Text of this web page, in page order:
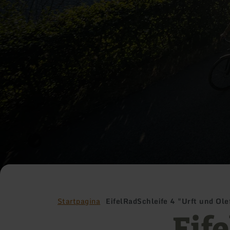
Startpagina EifelRadSchleife 4 "Urft und